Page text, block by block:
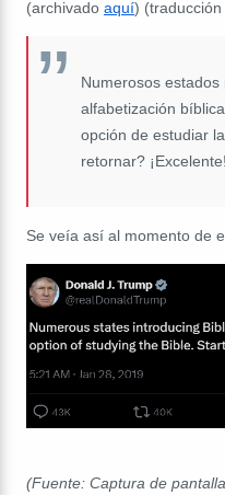
(archivado aquí)
Numerosos
alfabetización
opción de estudiar
retornar? ¡Excelente!
Se veía así al momento de
(Fuente: Captura de